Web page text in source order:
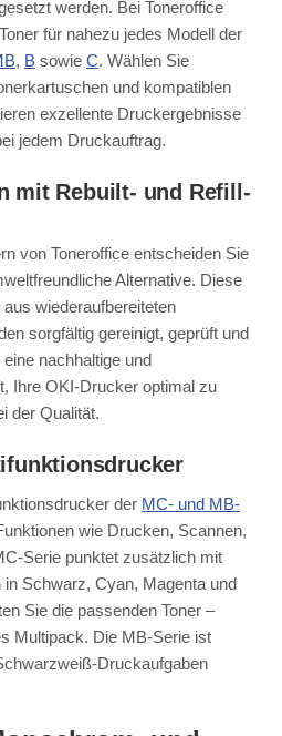
werden. Bei Toneroffice
für nahezu jedes Modell der
, B sowie C. Wählen Sie
und kompatiblen
exzellente Druckergebnisse
jedem Druckauftrag.
mit Rebuilt- und Refill-
von Toneroffice entscheiden Sie
Alternative. Diese
wiederaufbereiteten
sorgfältig gereinigt, geprüft und
nachhaltige und
Ihre OKI-Drucker optimal zu
der Qualität.
der MC- und MB-
wie Drucken, Scannen,
Serie punktet zusätzlich mit
Schwarz, Cyan, Magenta und
Sie die passenden Toner –
Multipack. Die MB-Serie ist
Druckaufgaben